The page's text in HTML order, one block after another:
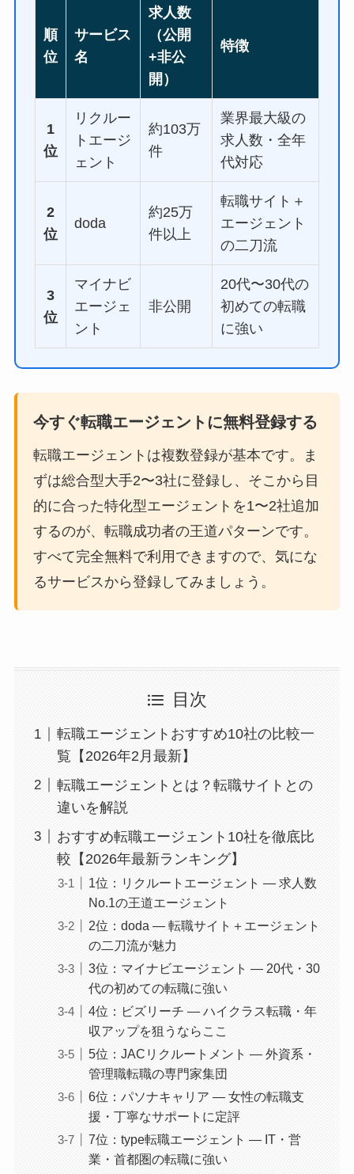
順
位
サービス
名
求人数
（公開
+非公
開）
特徴
1
位
リクルー
トエージ
ェント
約103万
件
業界最大級の
求人数・全年
代対応
2
位
doda
約25万
件以上
転職サイト＋
エージェント
の二刀流
3
位
マイナビ
エージェ
ント
非公開
20代〜30代の
初めての転職
に強い
今すぐ転職エージェントに無料登録する
転職エージェントは複数登録が基本です。ま
ずは総合型大手2〜3社に登録し、そこから目
的に合った特化型エージェントを1〜2社追加
するのが、転職成功者の王道パターンです。
すべて完全無料で利用できますので、気にな
るサービスから登録してみましょう。
目次
転職エージェントおすすめ10社の比較一
覧【2026年2月最新】
転職エージェントとは？転職サイトとの
違いを解説
おすすめ転職エージェント10社を徹底比
較【2026年最新ランキング】
1位：リクルートエージェント ― 求人数
No.1の王道エージェント
2位：doda ― 転職サイト＋エージェント
の二刀流が魅力
3位：マイナビエージェント ― 20代・30
代の初めての転職に強い
4位：ビズリーチ ― ハイクラス転職・年
収アップを狙うならここ
5位：JACリクルートメント ― 外資系・
管理職転職の専門家集団
6位：パソナキャリア ― 女性の転職支
援・丁寧なサポートに定評
7位：type転職エージェント ― IT・営
業・首都圏の転職に強い